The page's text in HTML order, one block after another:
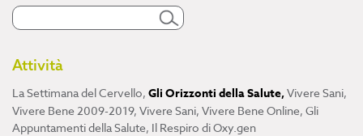
Attività
La Settimana del Cervello, Gli Orizzonti della Salute,Vivere Sani,
Vivere Bene 2009-2019, Vivere Sani, Vivere Bene Online, Gli
Appuntamenti della Salute, Il Respiro di Oxy.gen